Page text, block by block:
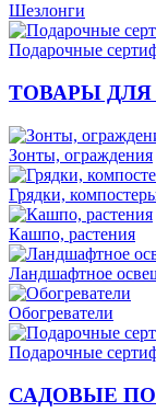
Шезлонги
Подарочные
ТОВАРЫ ДЛЯ
Зонты, ограждения
Грядки,
Кашпо, растения
Ландшафтное
Обогреватели
Подарочные
САДОВЫЕ